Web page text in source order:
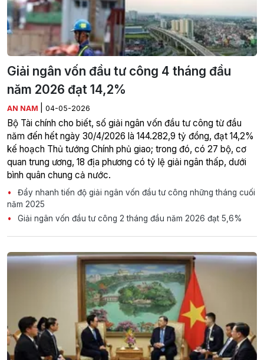
Giải ngân vốn đầu tư công 4 tháng đầu
năm 2026 đạt 14,2%
AN NAM 04-05-2026
Bộ Tài chính cho biết, số giải ngân vốn đầu tư công từ đầu
năm đến hết ngày 30/4/2026 là 144.282,9 tỷ đồng, đạt 14,2%
kế hoạch Thủ tướng Chính phủ giao; trong đó, có 27 bộ, cơ
quan trung ương, 18 địa phương có tỷ lệ giải ngân thấp, dưới
bình quân chung cả nước.
Đẩy nhanh tiến độ giải ngân vốn đầu tư công những tháng cuối
năm 2025
Giải ngân vốn đầu tư công 2 tháng đầu năm 2026 đạt 5,6%